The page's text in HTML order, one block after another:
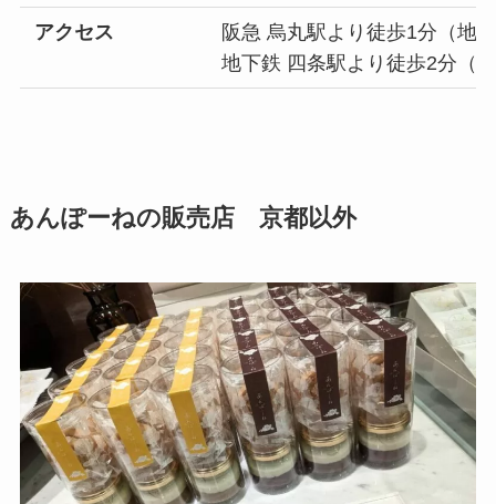
アクセス
阪急 烏丸駅より徒歩1分（地
地下鉄 四条駅より徒歩2分（
あんぽーねの販売店 京都以外